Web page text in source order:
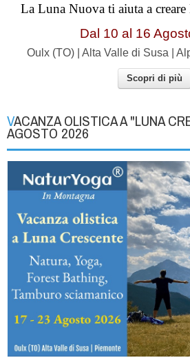
La Luna Nuova ti aiuta a creare
Dal 10 al 16
Oulx (TO) | Alta Valle di Susa |
Scopri di più
VACANZA OLISTICA A "LUNA CRESCENTE" | 17-23
AGOSTO 2026